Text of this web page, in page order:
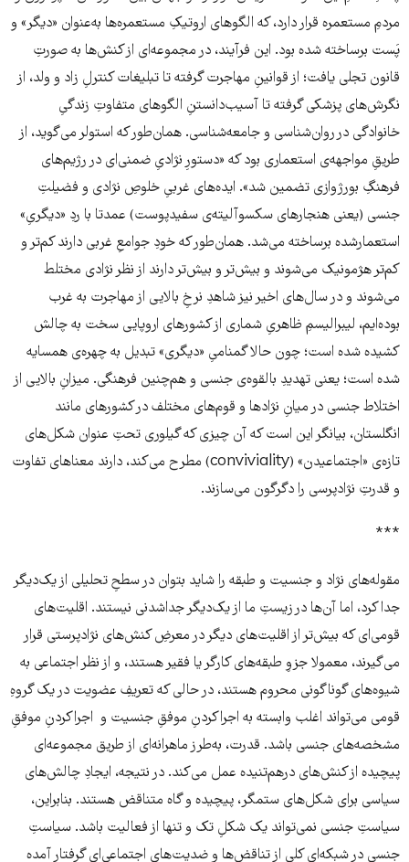
مردمِ مستعمره قرار دارد، که الگوهای اروتیکِ مستعمره‌ها به‌عنوان «دیگر» و
پَست برساخته شده بود. این فرآیند، در مجموعه‌ای از کنش‌ها به صورتِ
قانون تجلی یافت؛ از قوانینِ مهاجرت گرفته تا تبلیغات کنترلِ زاد و ولد، از
نگرش‌های پزشکی گرفته تا آسیب‌دانستنِ الگوهای متفاوتِ زندگیِ
خانوادگی در روان‌شناسی و جامعه‌شناسی. همان‌طور که استولر می‌گوید، از
طریقِ مواجهه‌ی استعماری بود که «دستورِ نژادیِ ضمنی‌ای در رژیم‌های
فرهنگِ بورژوازی تضمین شد». ایده‌های غربیِ خلوصِ نژادی و فضیلتِ
جنسی (یعنی هنجارهای سکسوآلیته‌ی سفیدپوست) عمدتا با ردِ «دیگریِ»
استعمارشده برساخته می‌شد. همان‌طور که خودِ جوامعِ غربی دارند کم‌تر و
کم‌تر هژمونیک می‌شوند و بیش‌تر و بیش‌تر دارند از نظر نژادی مختلط
می‌شوند و در سال‌های اخیر نیز شاهدِ نرخِ بالایی از مهاجرت به غرب
بوده‌ایم، لیبرالیسمِ ظاهریِ شماری از کشورهای اروپایی سخت به چالش
کشیده شده است؛ چون حالا گمنامیِ «دیگری» تبدیل به چهره‌ی همسایه
شده است؛ یعنی تهدیدِ بالقوه‌ی جنسی و هم‌چنین فرهنگی. میزانِ بالایی از
اختلاط جنسی در میانِ نژادها و قوم‌های مختلف در کشورهای مانند
انگلستان، بیانگر این است که آن چیزی که گیلوری تحتِ عنوان شکل‌های
تازه‌ی «اجتماعیدن» (conviviality) مطرح می‌کند، دارند معناهای تفاوت
و قدرتِ نژادپرسی را دگرگون می‌سازند.
***
مقوله‌های نژاد و جنسیت و طبقه را شاید بتوان در سطحِ تحلیلی از یک‌دیگر
جدا کرد، اما آن‌ها در زیستِ ما از یک‌دیگر جداشدنی نیستند. اقلیت‌های
قومی‌ای که بیش‌تر از اقلیت‌های دیگر در معرضِ کنش‌های نژادپرستی قرار
می‌گیرند، معمولا جزوِ طبقه‌های کارگر یا فقیر هستند، و از نظر اجتماعی به
شیوه‌های گوناگونی محروم هستند، در حالی که تعریفِ عضویت در یک گروهِ
قومی می‌تواند اغلب وابسته به اجراکردنِ موفقِ جنسیت و اجراکردنِ موفقِ
مشخصه‌های جنسی باشد. قدرت، به‌طرز ماهرانه‌ای از طریق مجموعه‌ای
پیچیده از کنش‌های درهم‌تنیده عمل می‌کند. در نتیجه، ایجادِ چالش‌های
سیاسی برای شکل‌های ستمگر، پیچیده و گاه متناقض هستند. بنابراین،
سیاستِ جنسی نمی‌تواند یک شکلِ تک و تنها از فعالیت باشد. سیاستِ
جنسی در شبکه‌ای کلیِ از تناقض‌ها و ضدیت‌های اجتماعی‌ای گرفتار آمده